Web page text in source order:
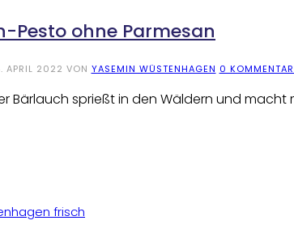
Pesto ohne Parmesan
APRIL 2022 VON YASEMIN WÜSTENHAGEN 0
Bärlauch sprießt in den Wäldern und